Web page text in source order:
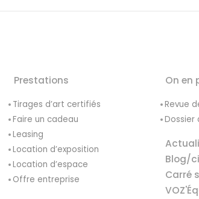
Prestations
Tirages d’art certifiés
Faire un cadeau
Leasing
Location d’exposition
Location d’espace
Offre entreprise
On en
Revue
Dossier
Blog/
Carré